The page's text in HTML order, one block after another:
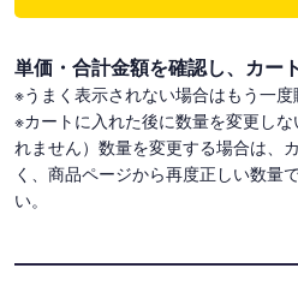
単価・合計金額を確認し、カー
※うまく表示されない場合はもう一度
※カートに入れた後に数量を変更し
れません）数量を変更する場合は、
く、商品ページから再度正しい数量
い。